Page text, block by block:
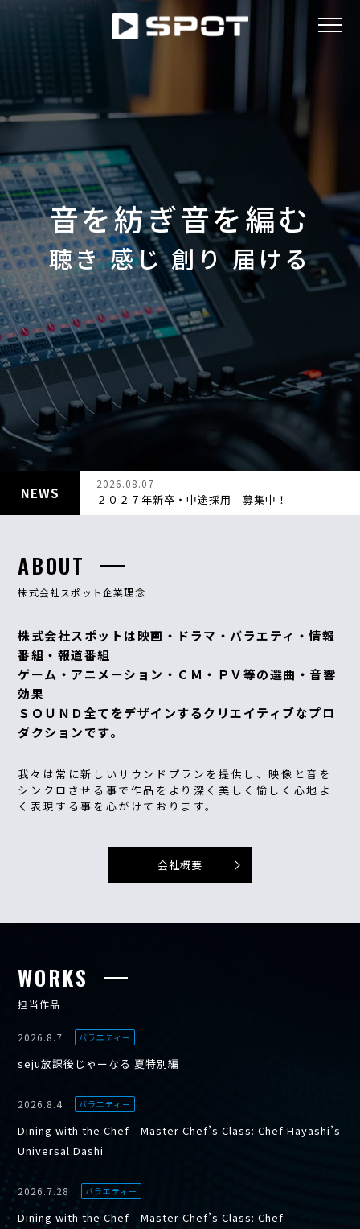
ABOUT
WORKS
ACCESS
RECRUIT
CONTACT
音を紡ぎ音を編む
聴き 感じ 創り 届ける
NEWS
2026.08.07
２０２７年新卒・中途採用 募集中！
ABOUT
株式会社スポット企業理念
株式会社スポットは映画・ドラマ・バラエティ・情報
番組・報道番組
ゲーム・アニメーション・ＣＭ・ＰＶ等の選曲・音響
効果
ＳＯＵＮＤ全てをデザインするクリエイティブなプロ
ダクションです。
我々は常に新しいサウンドプランを提供し、映像と音を
シンクロさせる事で作品をより深く美しく愉しく心地よ
く表現する事を心がけております。
会社概要
WORKS
担当作品
2026.8.7 バラエティー
seju放課後じゃーなる 夏特別編
2026.8.4 バラエティー
Dining with the Chef Master Chef’s Class: Chef Hayashi’s
Universal Dashi
2026.7.28 バラエティー
Dining with the Chef Master Chef’s Class: Chef